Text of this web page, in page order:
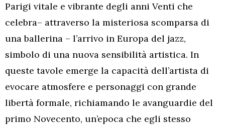
Parigi vitale e vibrante degli anni Venti che
celebra– attraverso la misteriosa scomparsa di
una ballerina – l’arrivo in Europa del jazz,
simbolo di una nuova sensibilità artistica. In
queste tavole emerge la capacità dell’artista di
evocare atmosfere e personaggi con grande
libertà formale, richiamando le avanguardie del
primo Novecento, un’epoca che egli stesso